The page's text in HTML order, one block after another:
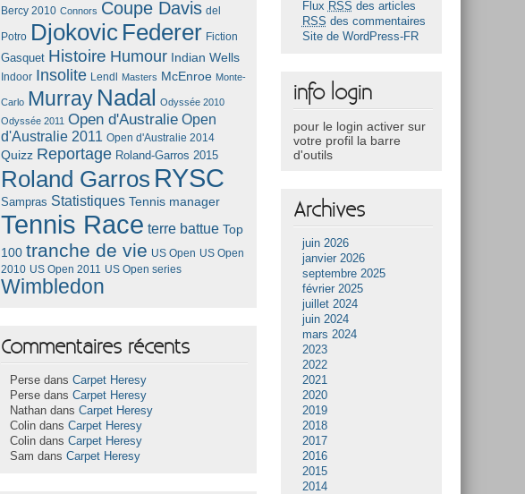
Bercy 2010 Connors Coupe Davis del
Potro Djokovic Federer Fiction
Gasquet Histoire Humour Indian Wells
Indoor Insolite Lendl Masters McEnroe Monte-
Carlo Murray Nadal
Odyssée 2010
Odyssée 2011 Open d'Australie Open
d'Australie 2011 Open d'Australie 2014
Quizz Reportage Roland-Garros 2015
Roland Garros RYSC
Sampras Statistiques Tennis manager
Tennis Race terre battue Top
100 tranche de vie US Open US Open
2010 US Open 2011 US Open series
Wimbledon
Commentaires récents
Perse dansCarpet Heresy
Perse dansCarpet Heresy
Nathan dansCarpet Heresy
Colin dansCarpet Heresy
Colin dansCarpet Heresy
Sam dansCarpet Heresy
Flux RSS des articles
RSS des commentaires
Site de WordPress-FR
info login
pour le login activer sur
votre profil la barre
d'outils
Archives
juin 2026
janvier 2026
septembre 2025
février 2025
juillet 2024
juin 2024
mars 2024
2023
2022
2021
2020
2019
2018
2017
2016
2015
2014